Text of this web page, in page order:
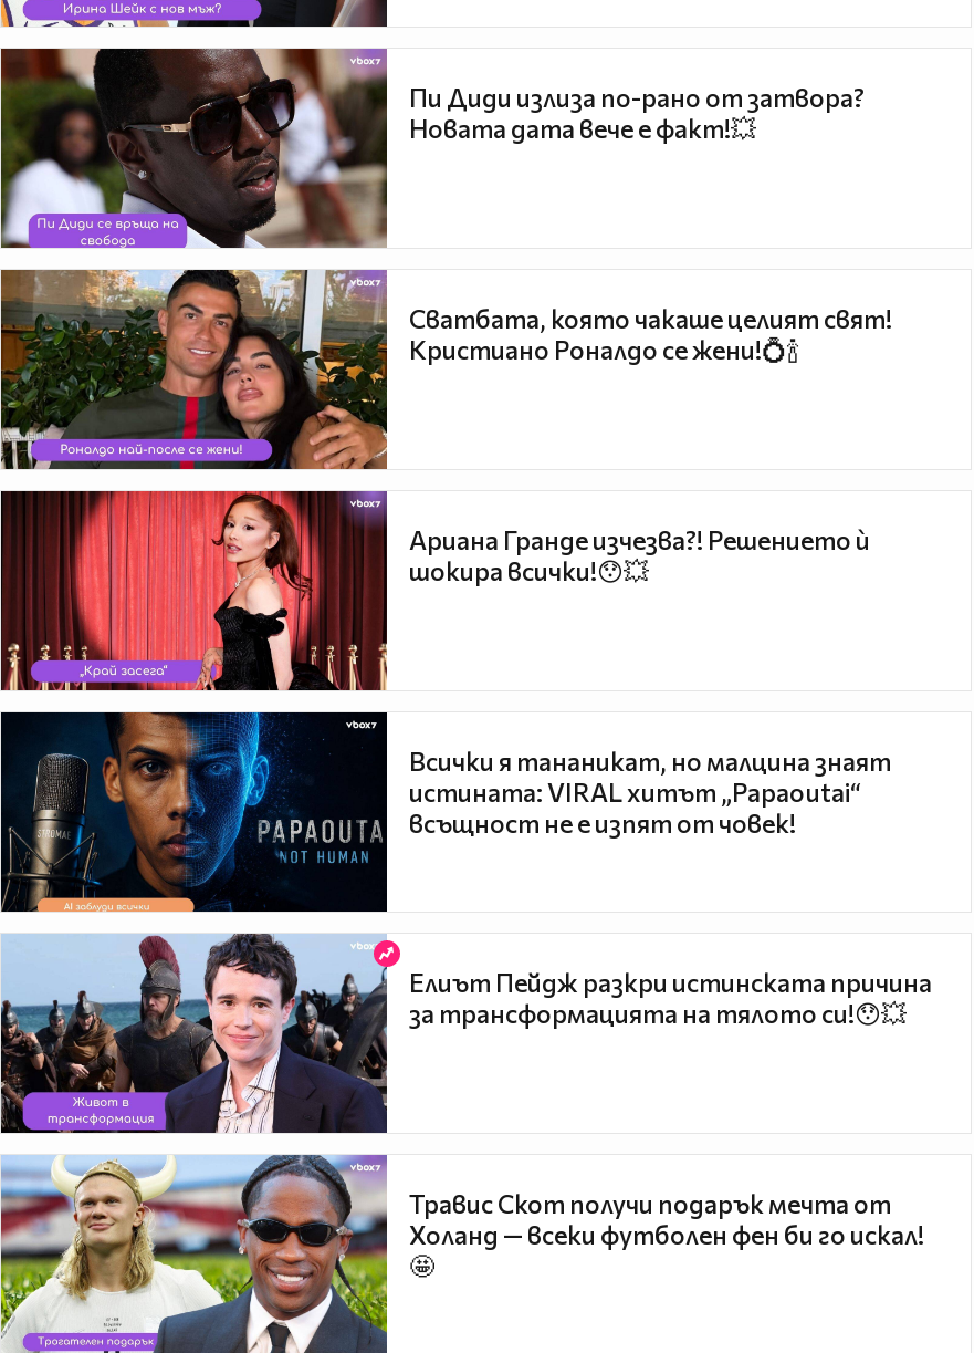
Пи Диди излиза по-рано от затвора?
Новата дата вече е факт!💥
Сватбата, която чакаше целият свят!
Кристиано Роналдо се жени!💍🍾
Ариана Гранде изчезва?! Решението ѝ
шокира всички!😯💥
Всички я тананикат, но малцина знаят
истината: VIRAL хитът „Papaoutai“
всъщност не е изпят от човек!
Елиът Пейдж разкри истинската причина
за трансформацията на тялото си!😯💥
Травис Скот получи подарък мечта от
Холанд — всеки футболен фен би го искал!
🤩